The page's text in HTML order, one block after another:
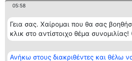
05:58
Γεια σας. Χαίρομαι που θα σας
κλικ στο αντίστοιχο θέμα συνομιλίας!
Ανήκω στους διακριθέντες και θέλω
Διοργανωτής της
κατάταξης
BEAUTIFUL COMPANY
ΤΗΛ. ΕΠΙΚΟΙΝΩΝΙΑΣ:
2104128019
Κατάταξη
Διακριθέντες
Λίστα όλων
διακριθέντων
Μεθοδολογία